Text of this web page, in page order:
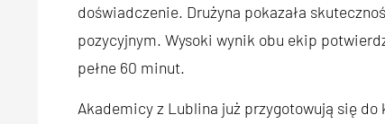
doświadczenie. Drużyna pokazała
pozycyjnym. Wysoki wynik obu ekip
pełne 60 minut.
Akademicy z Lublina już przygotowują się